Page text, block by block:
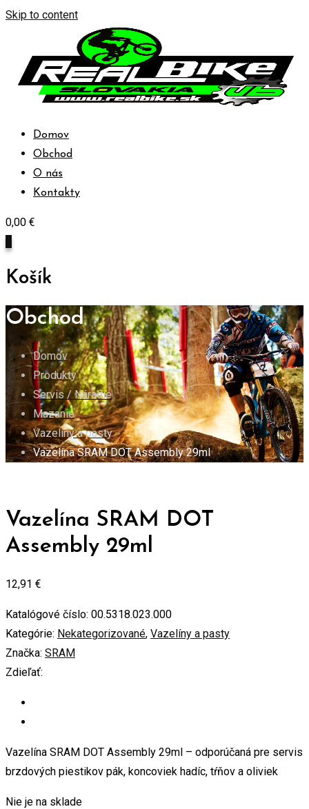
Skip to content
Domov
Obchod
O nás
Kontakty
0,00 €
Košík
Obchod
Domov
Produkty
Servis / Náradie
Mazanie
Vazelíny a pasty
Vazelína SRAM DOT Assembly 29ml
Vazelína SRAM DOT
Assembly 29ml
12,91 €
Katalógové číslo: 00.5318.023.000
Kategórie: Nekategorizované, Vazelíny a pasty
Značka: SRAM
Zdieľať:
Vazelína SRAM DOT Assembly 29ml – odporúčaná pre servis
brzdových piestikov pák, koncoviek hadíc, tŕňov a oliviek
Nie je na sklade